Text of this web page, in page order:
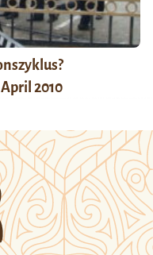
2010